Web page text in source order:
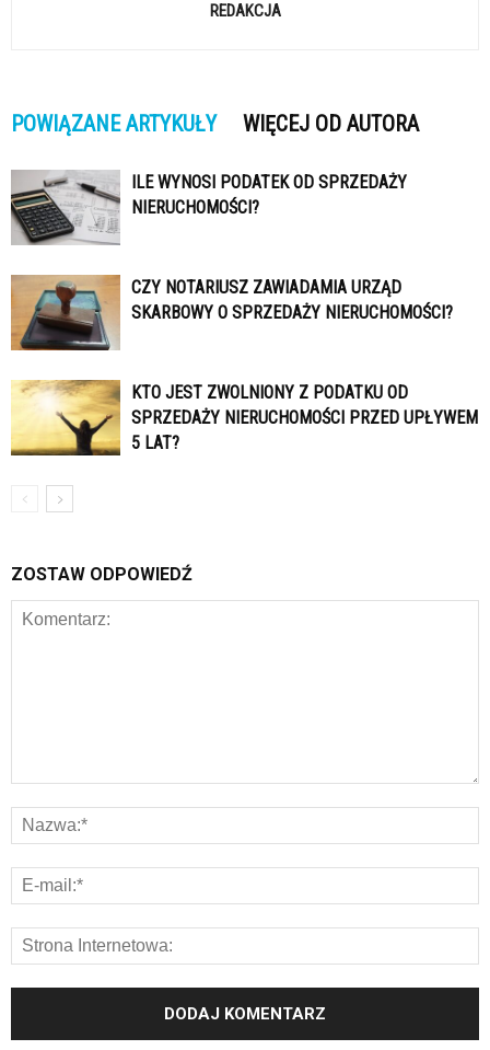
REDAKCJA
POWIĄZANE ARTYKUŁY WIĘCEJ OD AUTORA
ILE WYNOSI PODATEK OD SPRZEDAŻY
NIERUCHOMOŚCI?
CZY NOTARIUSZ ZAWIADAMIA URZĄD
SKARBOWY O SPRZEDAŻY NIERUCHOMOŚCI?
KTO JEST ZWOLNIONY Z PODATKU OD
SPRZEDAŻY NIERUCHOMOŚCI PRZED UPŁYWEM
5 LAT?
ZOSTAW ODPOWIEDŹ